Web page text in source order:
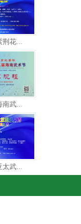
荆花...
南武...
太武...